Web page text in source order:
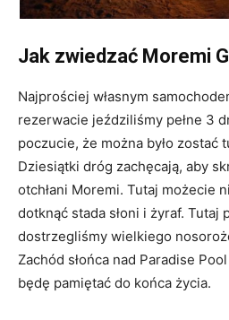
Jak zwiedzać Moremi
Najprościej własnym
rezerwacie jeździliśmy pełne 3
poczucie, że można było zostać
Dziesiątki dróg zachęcają, aby
otchłani Moremi. Tutaj możecie
dotknąć stada słoni i żyraf.
dostrzegliśmy wielkiego
Zachód słońca nad Paradise
będę pamiętać do końca życia.